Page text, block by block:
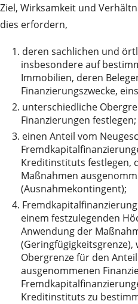
Ziel, Wirksamkeit und
dies erfordern,
1. deren sachlichen und
insbesondere auf
Immobilien, deren
Finanzierungszwecke,
2. unterschiedliche
Finanzierungen festlegen;
3. einen Anteil vom
Kreditinstituts festlegen,
Maßnahmen
(Ausnahmekontingent);
4.
einem festzulegenden
Anwendung der
(Geringfügigkeitsgrenze),
Obergrenze für den
ausgenommenen
Kreditinstituts zu